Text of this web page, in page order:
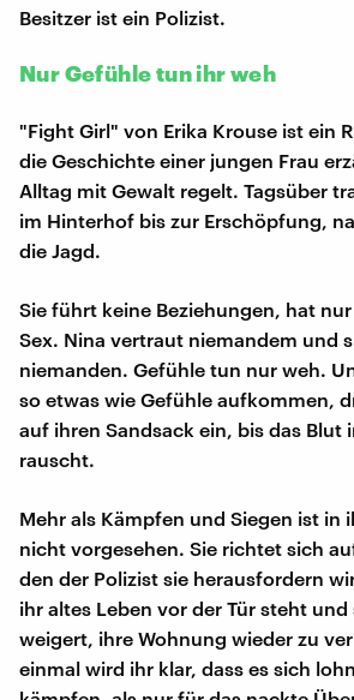
Besitzer ist ein Polizist.
Nur Gefühle tun ihr weh
"Fight Girl" von Erika Krouse ist ein
die Geschichte einer jungen Frau
Alltag mit Gewalt regelt. Tagsüber
im Hinterhof bis zur Erschöpfung,
die Jagd.
Sie führt keine Beziehungen, hat
Sex. Nina vertraut niemandem und
niemanden. Gefühle tun nur weh.
so etwas wie Gefühle aufkommen,
auf ihren Sandsack ein, bis das Blut
rauscht.
Mehr als Kämpfen und Siegen ist in
nicht vorgesehen. Sie richtet sich
den der Polizist sie herausfordern
ihr altes Leben vor der Tür steht und
weigert, ihre Wohnung wieder zu
einmal wird ihr klar, dass es sich